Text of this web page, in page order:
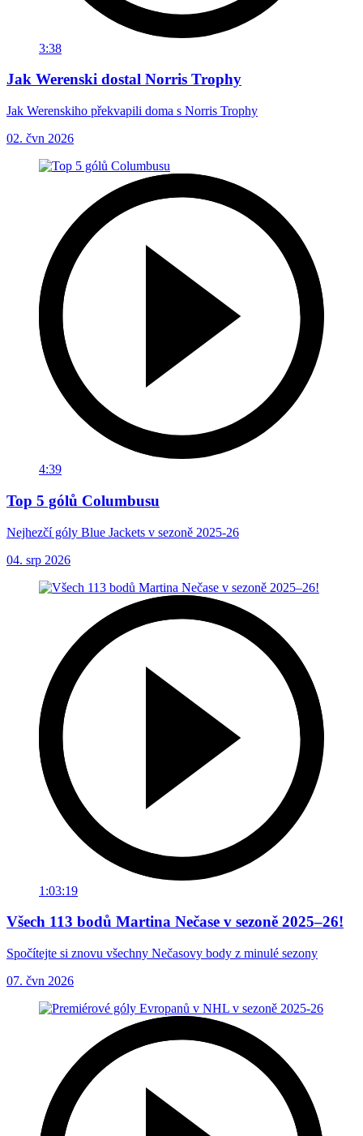
3:38
Jak Werenski dostal Norris Trophy
Jak Werenskiho překvapili doma s Norris Trophy
02. čvn 2026
4:39
Top 5 gólů Columbusu
Nejhezčí góly Blue Jackets v sezoně 2025-26
04. srp 2026
1:03:19
Všech 113 bodů Martina Nečase v sezoně 2025–26!
Spočítejte si znovu všechny Nečasovy body z minulé sezony
07. čvn 2026